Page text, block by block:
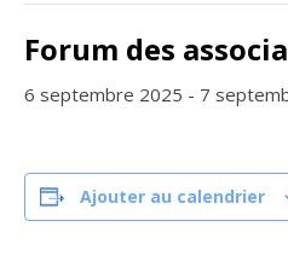
Forum des
6 septembre 2025 - 7
Ajouter au calendrier